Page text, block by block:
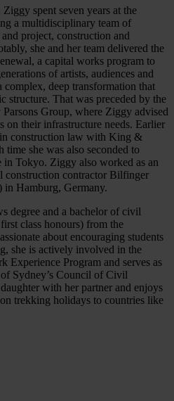
spent seven years at the
a multidisciplinary team of
project, construction and
she and her team delivered the
a capital works program to
of artists, audiences and
deep transformation that
structure. That was preceded by the
Group, where Ziggy advised
on their infrastructure needs. Earlier
construction law with King &
she was also seconded to
Tokyo. Ziggy also worked as an
construction contractor Bilfinger
Hamburg, Germany.
degree and a bachelor of civil
class honours) from the
about encouraging students
she is actively involved in the
Program and serves as
Sydney’s Council of Civil
with her partner and enjoys
trekking holidays to countries like